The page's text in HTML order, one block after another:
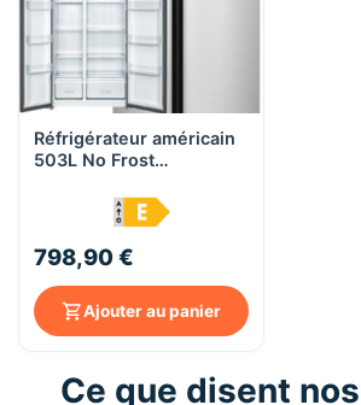
Réfrigérateur américain
503L No Frost
réservoir - Kryster
KSS514TEWDSR - Silver
798,90 €
Ajouter au panier
Ce que disent